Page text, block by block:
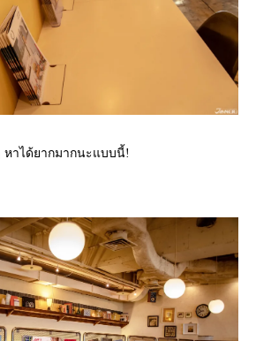
าได้ยากมากนะแบบนี้!